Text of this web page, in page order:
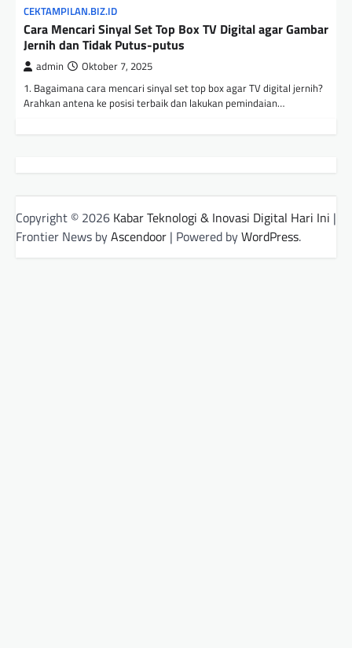
CEKTAMPILAN.BIZ.ID
Cara Mencari Sinyal Set Top Box TV Digital agar Gambar
Jernih dan Tidak Putus-putus
admin Oktober 7, 2025
1. Bagaimana cara mencari sinyal set top box agar TV digital jernih?
Arahkan antena ke posisi terbaik dan lakukan pemindaian…
Copyright © 2026 Kabar Teknologi & Inovasi Digital Hari Ini |
Frontier News byAscendoor | Powered byWordPress.